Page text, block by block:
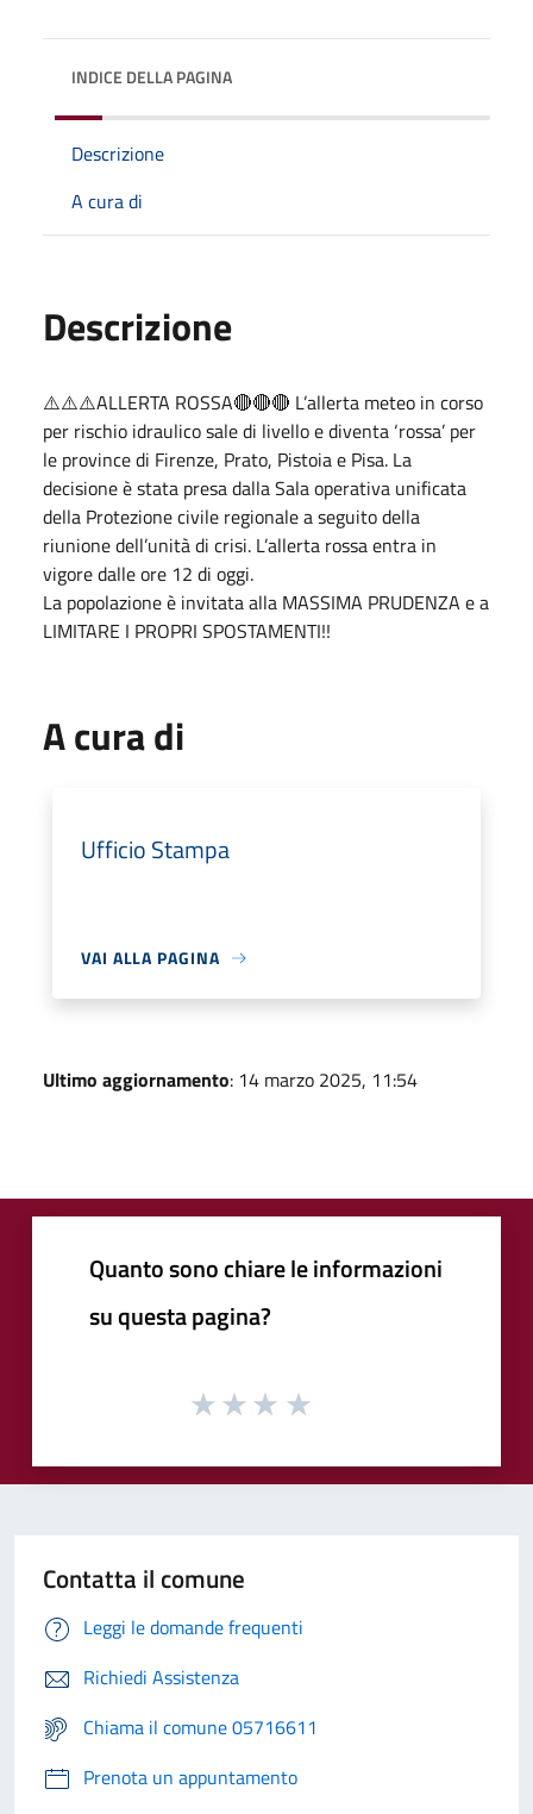
INDICE DELLA PAGINA
Descrizione
A cura di
Descrizione
⚠️⚠️⚠️ALLERTA ROSSA🔴🔴🔴 L’allerta meteo in corso
per rischio idraulico sale di livello e diventa ‘rossa’ per
le province di Firenze, Prato, Pistoia e Pisa. La
decisione è stata presa dalla Sala operativa unificata
della Protezione civile regionale a seguito della
riunione dell’unità di crisi. L’allerta rossa entra in
vigore dalle ore 12 di oggi.
La popolazione è invitata alla MASSIMA PRUDENZA e a
LIMITARE I PROPRI SPOSTAMENTI!!
A cura di
Ufficio Stampa
VAI ALLA PAGINA
Ultimo aggiornamento: 14 marzo 2025, 11:54
Quanto sono chiare le informazioni
su questa pagina?
Contatta il comune
Leggi le domande frequenti
Richiedi Assistenza
Chiama il comune 05716611
Prenota un appuntamento